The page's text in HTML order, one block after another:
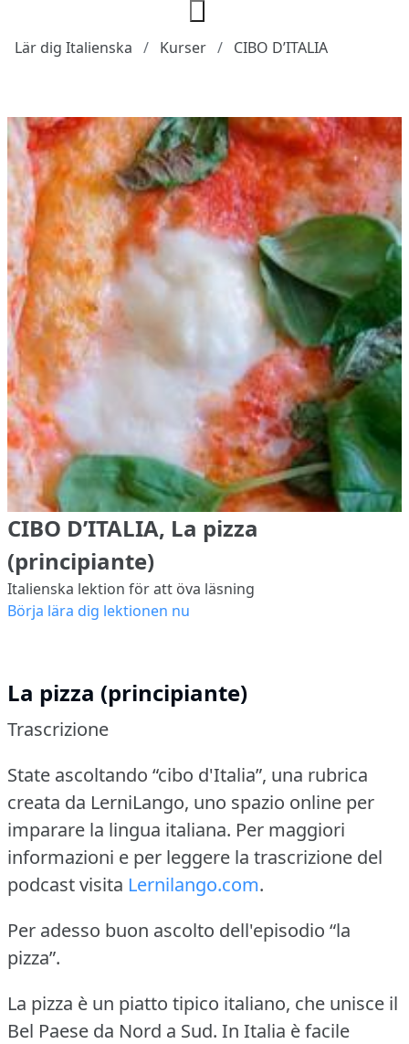
Lär dig Italienska Kurser CIBO D’ITALIA
CIBO D’ITALIA, La pizza
(principiante)
Italienska lektion för att öva läsning
Börja lära dig lektionen nu
La pizza (principiante)
Trascrizione
State ascoltando “cibo d'Italia”, una rubrica
creata da LerniLango, uno spazio online per
imparare la lingua italiana. Per maggiori
informazioni e per leggere la trascrizione del
podcast visita Lernilango.com.
Per adesso buon ascolto dell'episodio “la
pizza”.
La pizza è un piatto tipico italiano, che unisce il
Bel Paese da Nord a Sud. In Italia è facile